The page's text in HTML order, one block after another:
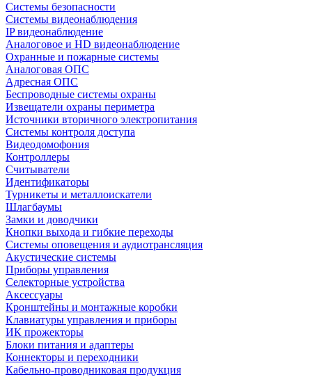
Системы безопасности
Системы видеонаблюдения
IP видеонаблюдение
Аналоговое и HD видеонаблюдение
Охранные и пожарные системы
Аналоговая ОПС
Адресная ОПС
Беспроводные системы охраны
Извещатели охраны периметра
Источники вторичного электропитания
Системы контроля доступа
Видеодомофония
Контроллеры
Считыватели
Идентификаторы
Турникеты и металлоискатели
Шлагбаумы
Замки и доводчики
Кнопки выхода и гибкие переходы
Системы оповещения и аудиотрансляция
Акустические системы
Приборы управления
Селекторные устройства
Аксессуары
Кронштейны и монтажные коробки
Клавиатуры управления и приборы
ИК прожекторы
Блоки питания и адаптеры
Коннекторы и переходники
Кабельно-проводниковая продукция